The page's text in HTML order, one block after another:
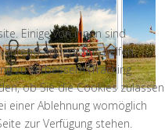
Einige von ihnen sind
andere uns helfen,
zu verbessern (Tracking
ob Sie die Cookies zulassen
einer Ablehnung womöglich
zur Verfügung stehen.